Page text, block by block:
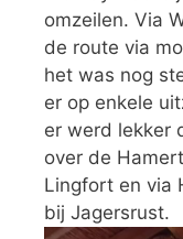
omzeilen. Via
de route via
het was nog
er op enkele
er werd lekker
over de
Lingfort en via
bij Jagersrust.